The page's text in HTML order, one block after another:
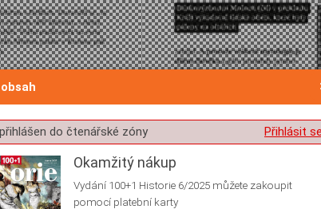
s ukládáním volitelných informací Přihlásit
do čtenářské zóny
Okamžitý nákup
Vydání 100+1 Historie 6/2025 můžete zakoupit
pomocí platební karty